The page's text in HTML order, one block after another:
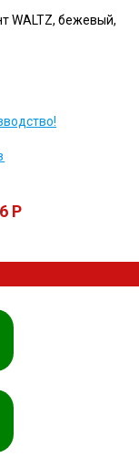
WALTZ, бежевый,
P